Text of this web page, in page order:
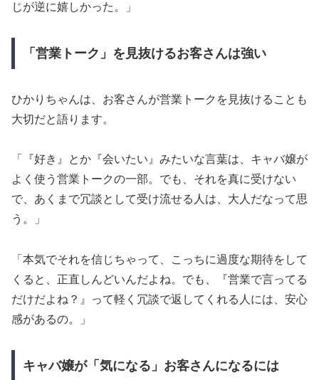
じが逆に嬉しかった。」
「営業トーク」を見抜けるお客さんは強い
ひかりちゃんは、お客さんが営業トークを見抜けることも
大切だと語ります。
「『好き』とか『会いたい』みたいな言葉は、キャバ嬢が
よく使う営業トークの一部。でも、それを真に受けない
で、あくまで冗談として受け流せる人は、大人だなって思
う。」
「本気でそれを信じちゃって、こっちに過度な期待をして
くると、正直しんどいんだよね。でも、『営業で言ってる
だけだよね？』って軽く冗談で返してくれる人には、安心
感があるの。」
キャバ嬢が「気になる」お客さんになるには